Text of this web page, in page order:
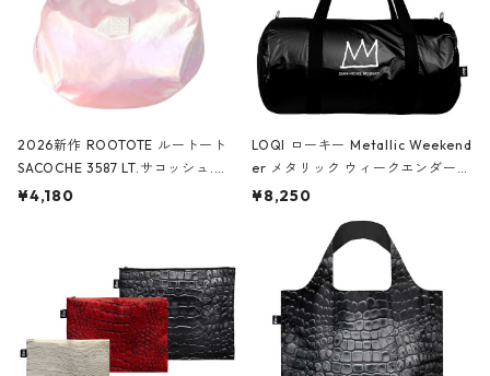
2026新作 ROOTOTE ルートート
SACOCHE 3587 LT.サコッシュ.ル
ミエ-B ショルダーバッグ グロスピ
¥4,180
LOQI ローキー Metallic Weekend
er メタリック ウィークエンダー
ボストンバッグ ショルダーバッグ
Black ジャン=ミッシェル・バスキ
ア/クラウン ブラック
¥8,250